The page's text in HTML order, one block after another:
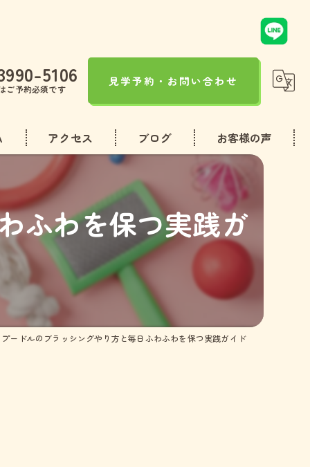
5106
ご予約必須です
見学予約・お問い合わせ
アクセス ブログ
コラム
お客様の声
ふわを保つ実践ガ
プードルのブラッシングやり方と毎日ふわふわを保つ実践ガイド